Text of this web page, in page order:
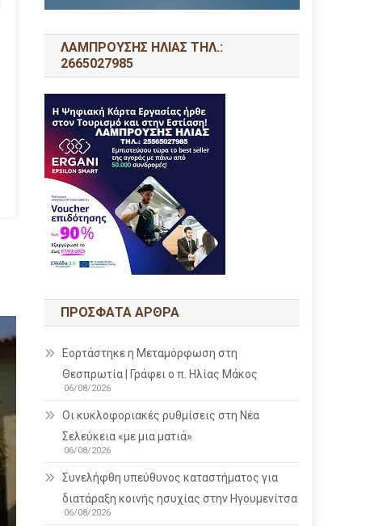
ΛΑΜΠΡΟΥΣΗΣ ΗΛΙΑΣ ΤΗΛ.:
2665027985
ΠΡΌΣΦΑΤΑ ΆΡΘΡΑ
Εορτάστηκε η Μεταμόρφωση στη
Θεσπρωτία | Γράφει ο π. Ηλίας Μάκος
06/08/2026
Οι κυκλοφοριακές ρυθμίσεις στη Νέα
Σελεύκεια «με μια ματιά»
06/08/2026
Συνελήφθη υπεύθυνος καταστήματος για
διατάραξη κοινής ησυχίας στην Ηγουμενίτσα
06/08/2026